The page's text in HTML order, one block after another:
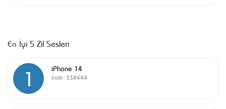
En İyi 5 Zil Sesleri
1 iPhone 14
İndir: 338444